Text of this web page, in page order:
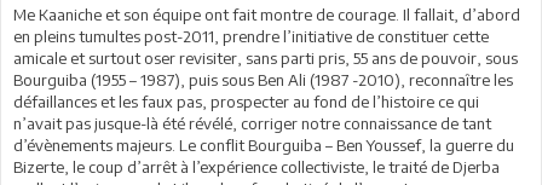
Me Kaaniche et son équipe ont fait montre de courage. Il fallait, d’abord
en pleins tumultes post-2011, prendre l’initiative de constituer cette
amicale et surtout oser revisiter, sans parti pris, 55 ans de pouvoir, sous
Bourguiba (1955 – 1987), puis sous Ben Ali (1987 -2010), reconnaître les
défaillances et les faux pas, prospecter au fond de l’histoire ce qui
n’avait pas jusque-là été révélé, corriger notre connaissance de tant
d’évènements majeurs. Le conflit Bourguiba – Ben Youssef, la guerre du
Bizerte, le coup d’arrêt à l’expérience collectiviste, le traité de Djerba